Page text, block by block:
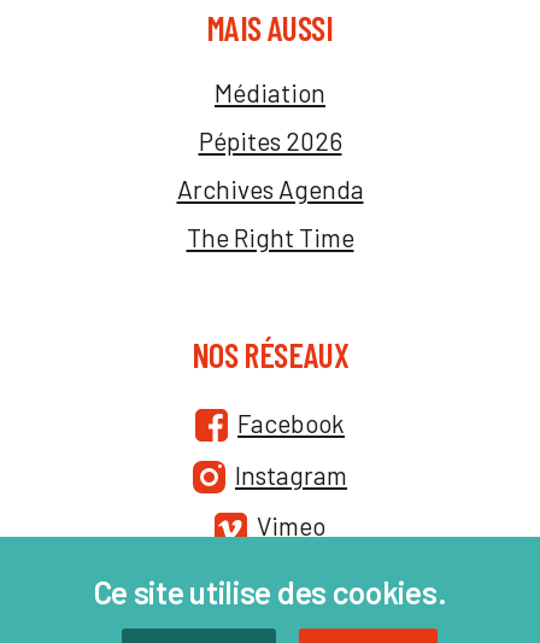
MAIS AUSSI
Médiation
Pépites 2026
Archives Agenda
The Right Time
NOS RÉSEAUX
Facebook
Instagram
Vimeo
Ce site utilise des cookies.